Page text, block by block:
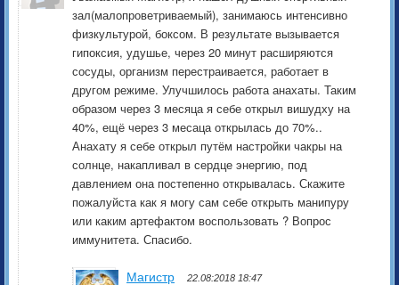
зал(малопроветриваемый), занимаюсь интенсивно
физкультурой, боксом. В результате вызывается
гипоксия, удушье, через 20 минут расширяются
сосуды, организм перестраивается, работает в
другом режиме. Улучшилось работа анахаты. Таким
образом через 3 месяца я себе открыл вишудху на
40%, ещё через 3 месаца открылась до 70%..
Анахату я себе открыл путём настройки чакры на
солнце, накапливал в сердце энергию, под
давлением она постепенно открывалась. Скажите
пожалуйста как я могу сам себе открыть манипуру
или каким артефактом воспользовать ? Вопрос
иммунитета. Спасибо.
Магистр 22.08:2018 18:47